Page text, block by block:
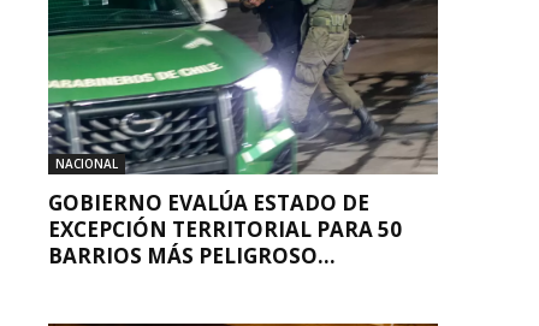
NACIONAL
GOBIERNO EVALÚA ESTADO DE
EXCEPCIÓN TERRITORIAL PARA 50
BARRIOS MÁS PELIGROSO...